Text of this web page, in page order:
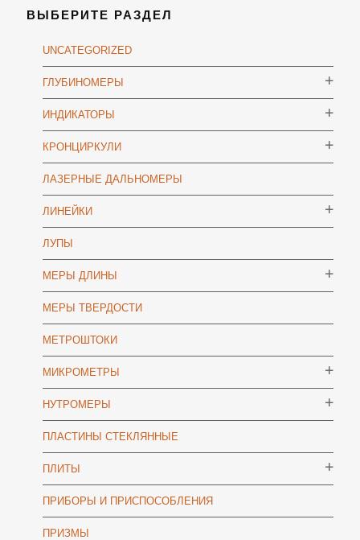
ВЫБЕРИТЕ РАЗДЕЛ
UNCATEGORIZED
ГЛУБИНОМЕРЫ
ИНДИКАТОРЫ
КРОНЦИРКУЛИ
ЛАЗЕРНЫЕ ДАЛЬНОМЕРЫ
ЛИНЕЙКИ
ЛУПЫ
МЕРЫ ДЛИНЫ
МЕРЫ ТВЕРДОСТИ
МЕТРОШТОКИ
МИКРОМЕТРЫ
НУТРОМЕРЫ
ПЛАСТИНЫ СТЕКЛЯННЫЕ
ПЛИТЫ
ПРИБОРЫ И ПРИСПОСОБЛЕНИЯ
ПРИЗМЫ